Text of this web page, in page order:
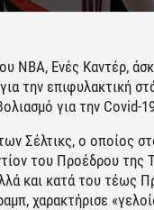
ΝΒΑ, Ενές Καντέρ,
την επιφυλακτική
για την Covid-
Σέλτικς, ο οποίος
του Προέδρου της
και κατά του τέως
χαρακτήρισε